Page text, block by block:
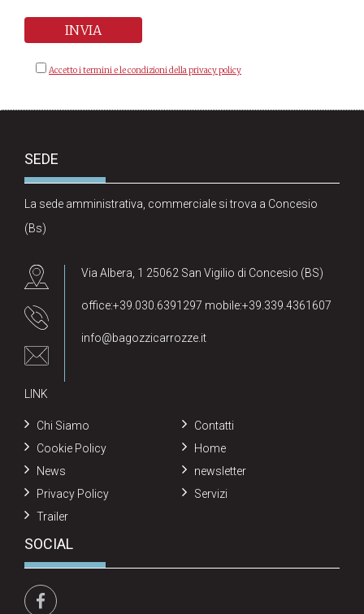
Accetto i termini e le condizioni della privacy policy
SEDE
La sede amministrativa, commerciale si trova a Concesio
(Bs)
Via Albera, 1 25062 San Vigilio di Concesio (BS)
office:+39.030.6391297 mobile:+39.339.4361607
info@bagozzicarrozze.it
LINK
Chi Siamo
Contatti
Cookie Policy
Home
News
newsletter
Privacy Policy
Servizi
Trailer
SOCIAL